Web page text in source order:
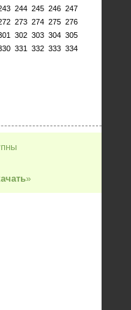
244 245 246 247
273 274 275 276
302 303 304 305
331 332 333 334
»